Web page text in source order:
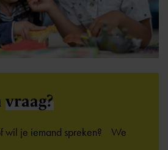
vraag?
wil je iemand spreken? We